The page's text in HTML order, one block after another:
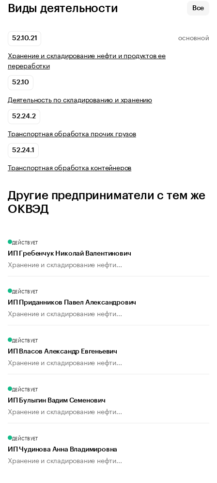
Виды деятельности Все
52.10.21 ОСНОВНОЙ
Хранение и складирование нефти и продуктов ее
переработки
52.10
Деятельность по складированию и хранению
52.24.2
Транспортная обработка прочих грузов
52.24.1
Транспортная обработка контейнеров
Другие предприниматели с тем же
ОКВЭД
ДЕЙСТВУЕТ
ИП Гребенчук Николай Валентинович
Хранение и складирование нефти...
ДЕЙСТВУЕТ
ИП Приданников Павел Александрович
Хранение и складирование нефти...
ДЕЙСТВУЕТ
ИП Власов Александр Евгеньевич
Хранение и складирование нефти...
ДЕЙСТВУЕТ
ИП Булыгин Вадим Семенович
Хранение и складирование нефти...
ДЕЙСТВУЕТ
ИП Чудинова Анна Владимировна
Хранение и складирование нефти...